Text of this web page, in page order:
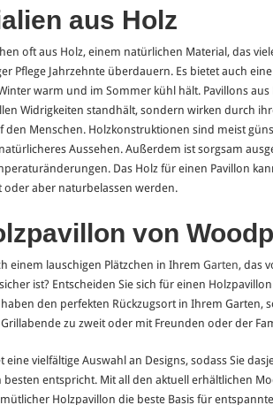
aus Holz
oft aus Holz, einem natürlichen Material, das
Pflege Jahrzehnte überdauern. Es bietet auch
warm und im Sommer kühl hält. Pavillons
Widrigkeiten standhält, sondern wirken durch
den Menschen. Holzkonstruktionen sind meist
Aussehen. Außerdem ist sorgsam
Das Holz für einen Pavillon
oder aber naturbelassen werden.
von
einem lauschigen Plätzchen in Ihrem Garten, das
ist? Entscheiden Sie sich für einen
den perfekten Rückzugsort in Ihrem Garten,
zu zweit oder mit Freunden oder der
eine vielfältige Auswahl an Designs, sodass Sie
besten entspricht. Mit all den aktuell erhältlichen
Holzpavillon die beste Basis für